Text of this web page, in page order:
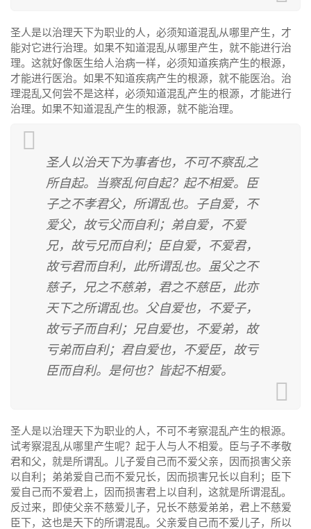
圣人是以治理天下为职业的人，必须知道混乱从哪里产生，才
能对它进行治理。如果不知道混乱从哪里产生，就不能进行治
理。这就好像医生给人治病一样，必须知道疾病产生的根源，
才能进行医治。如果不知道疾病产生的根源，就不能医治。治
理混乱又何尝不是这样，必须知道混乱产生的根源，才能进行
治理。如果不知道混乱产生的根源，就不能治理。
圣人以治天下为事者也，不可不察乱之
所自起。当察乱何自起？起不相爱。臣
子之不孝君父，所谓乱也。子自爱，不
爱父，故亏父而自利；弟自爱，不爱
兄，故亏兄而自利；臣自爱，不爱君，
故亏君而自利，此所谓乱也。虽父之不
慈子，兄之不慈弟，君之不慈臣，此亦
天下之所谓乱也。父自爱也，不爱子，
故亏子而自利；兄自爱也，不爱弟，故
亏弟而自利；君自爱也，不爱臣，故亏
臣而自利。是何也？皆起不相爱。
圣人是以治理天下为职业的人，不可不考察混乱产生的根源。
试考察混乱从哪里产生呢？起于人与人不相爱。臣与子不孝敬
君和父，就是所谓乱。儿子爱自己而不爱父亲，因而损害父亲
以自利；弟弟爱自己而不爱兄长，因而损害兄长以自利；臣下
爱自己而不爱君上，因而损害君上以自利，这就是所谓混乱。
反过来，即使父亲不慈爱儿子，兄长不慈爱弟弟，君上不慈爱
臣下，这也是天下的所谓混乱。父亲爱自己而不爱儿子，所以